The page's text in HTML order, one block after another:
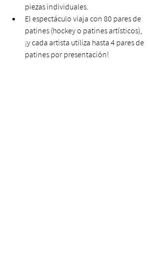
piezas individuales.
El espectáculo viaja con 80 pares de
patines (hockey o patines artísticos),
¡y cada artista utiliza hasta 4 pares de
patines por presentación!